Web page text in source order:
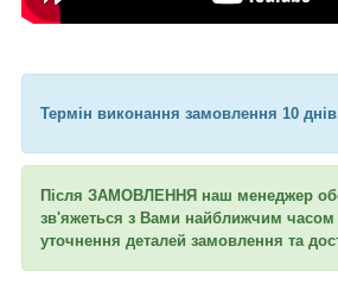
Термін виконання замовлення 10
Після ЗАМОВЛЕННЯ наш менеджер
зв'яжеться з Вами найближчим часом
уточнення деталей замовлення та